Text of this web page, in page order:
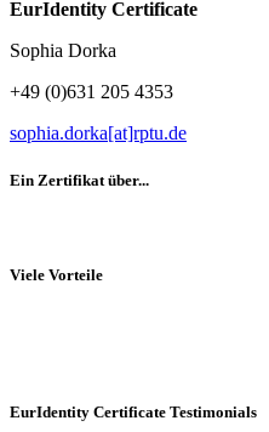
EurIdentity Certificate
Sophia Dorka
+49 (0)631 205 4353
sophia.dorka[at]rptu.de
Ein Zertifikat über...
Viele Vorteile
EurIdentity Certificate Testimonials